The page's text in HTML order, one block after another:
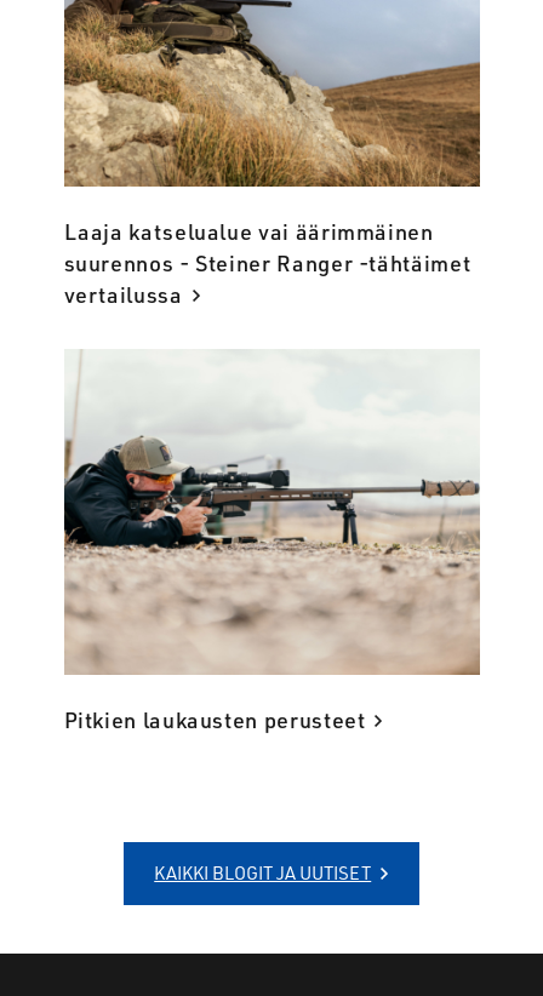
Laaja katselualue vai äärimmäinen
suurennos - Steiner Ranger -tähtäimet
vertailussa
Pitkien laukausten perusteet
KAIKKI BLOGIT JA UUTISET